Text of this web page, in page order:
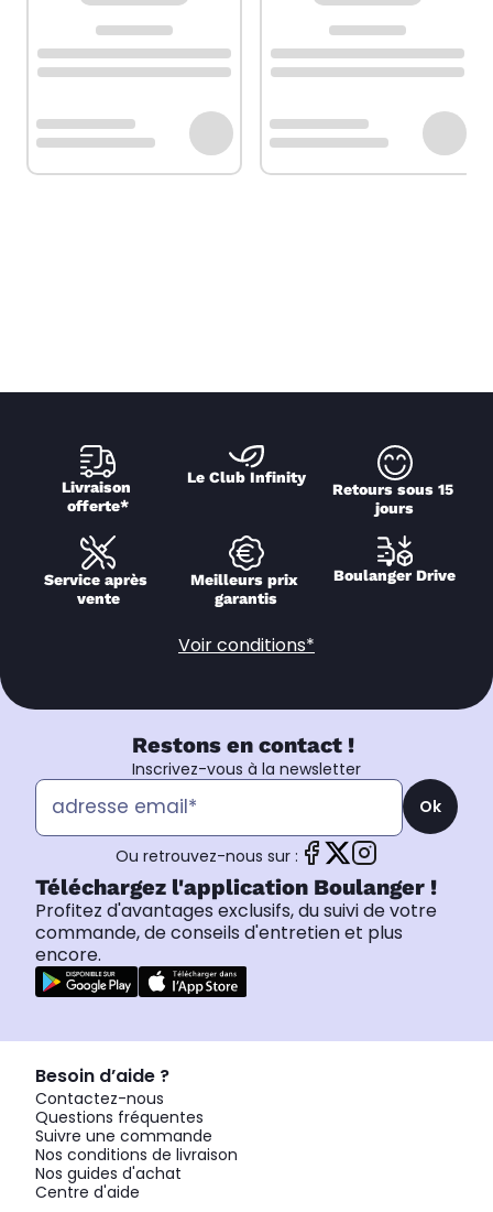
Livraison
offerte*
Le Club Infinity
Retours sous 15
jours
Service après
vente
Meilleurs prix
garantis
Boulanger Drive
Voir conditions*
Restons en contact !
Inscrivez-vous à la newsletter
Ok
Ou retrouvez-nous sur :
Téléchargez l'application Boulanger !
Profitez d'avantages exclusifs, du suivi de votre
commande, de conseils d'entretien et plus
encore.
Besoin d’aide ?
Contactez-nous
Questions fréquentes
Suivre une commande
Nos conditions de livraison
Nos guides d'achat
Centre d'aide